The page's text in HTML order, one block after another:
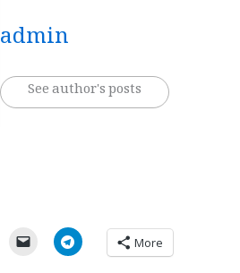
admin
See author's posts
More